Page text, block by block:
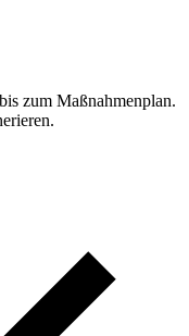
zum Maßnahmenplan.